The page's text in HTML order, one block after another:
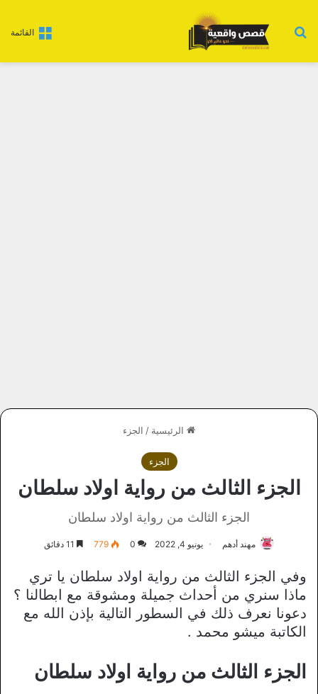
القائمة بحث عن
الرئيسية / الجزء
الجزء
الجزء الثالث من رواية اولاد سلطان
الجزء الثالث من رواية اولاد سلطان
مهند أدهم يونيو 4, 2022 0
779
وفي الجزء الثالث من رواية اولاد سلطان يا تري
ماذا سنري من أحداث جميلة ومشوقة مع ابطالنا ؟
دعونا نعرف ذلك في السطور التالية بإذن الله مع
الكاتبة ميشو محمد .
الجزء الثالث من رواية اولاد سلطان